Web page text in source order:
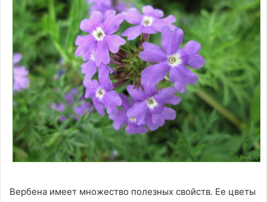
Вербена имеет множество полезных свойств. Ее цветы